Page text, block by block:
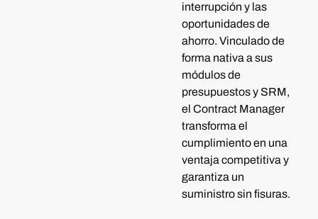
interrupción y las
oportunidades de
ahorro. Vinculado de
forma nativa a sus
módulos de
presupuestos y SRM,
el Contract Manager
transforma el
cumplimiento en una
ventaja competitiva y
garantiza un
suministro sin fisuras.